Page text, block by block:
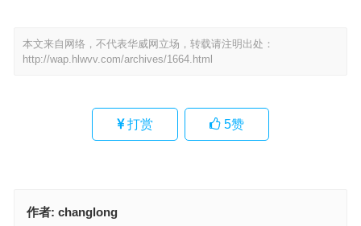
本文来自网络，不代表华威网立场，转载请注明出处：
http://wap.hlwvv.com/archives/1664.html
打赏 5赞
作者: changlong